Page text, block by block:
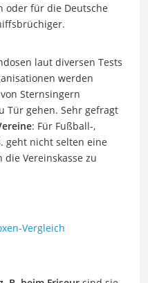
oder für die Deutsche
laut diversen Tests
werden
Sternsingern
Tür gehen. Sehr gefragt
: Für Fußball-,
geht nicht selten eine
Vereinskasse zu
Vergleich